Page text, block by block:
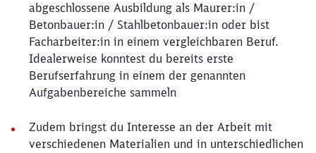
abgeschlossene Ausbildung als Maurer:in /
Betonbauer:in / Stahlbetonbauer:in oder bist
Facharbeiter:in in einem vergleichbaren Beruf.
Idealerweise konntest du bereits erste
Berufserfahrung in einem der genannten
Aufgabenbereiche sammeln
Zudem bringst du Interesse an der Arbeit mit
verschiedenen Materialien und in unterschiedlichen